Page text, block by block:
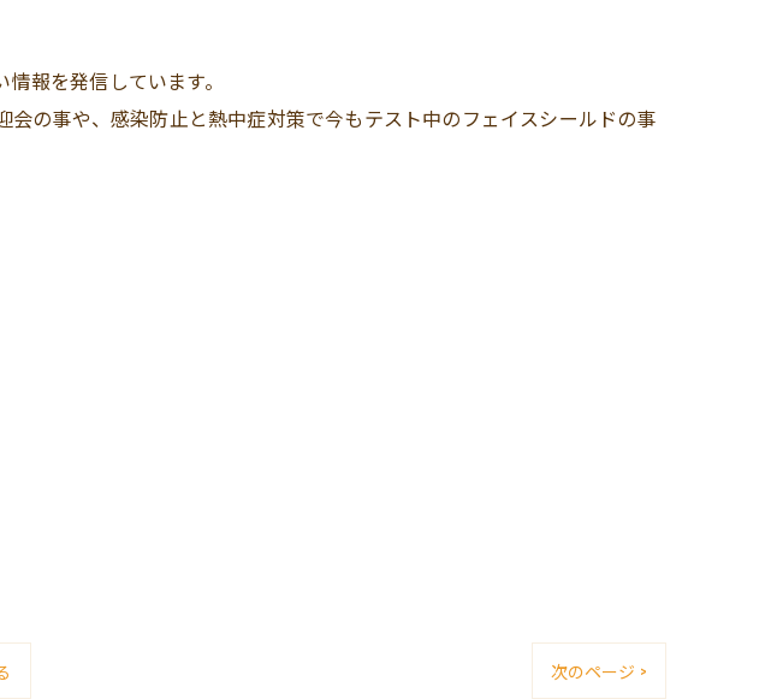
報を発信しています。
の事や、感染防止と熱中症対策で今もテスト中のフェイスシールドの事
次のページ >